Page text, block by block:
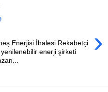
›
Enerjisi İhalesi Rekabetçi
yenilenebilir enerji şirketi